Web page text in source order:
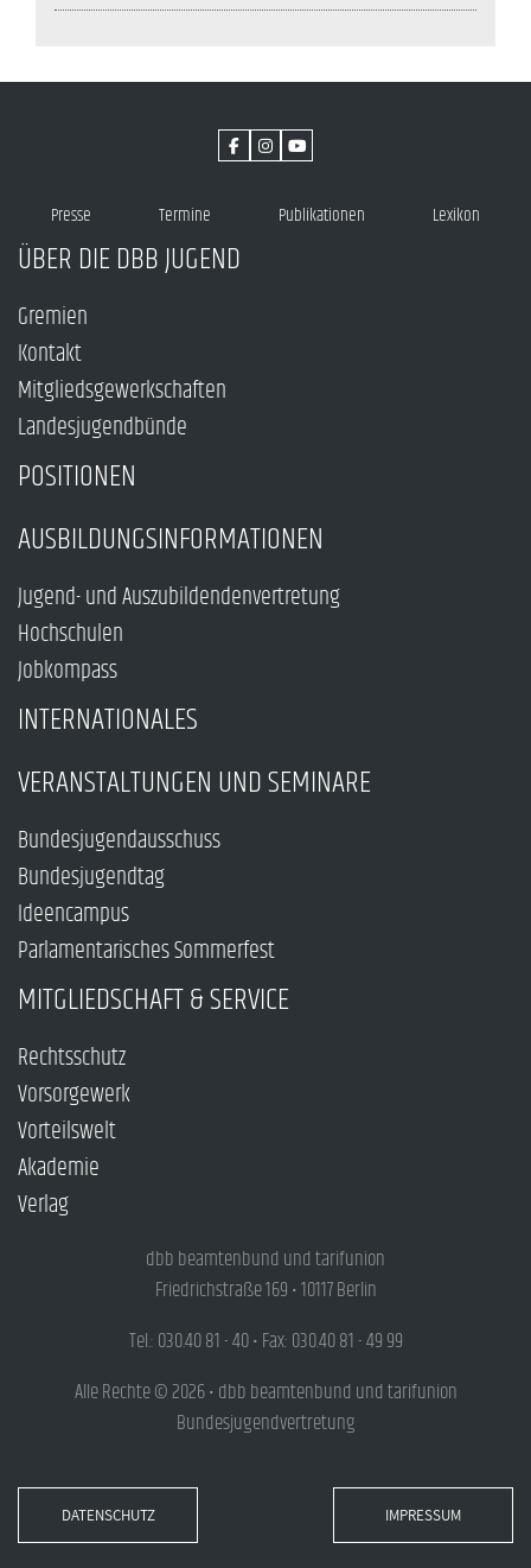
Presse Termine Publikationen Lexikon
ÜBER DIE DBB JUGEND
Gremien
Kontakt
Mitgliedsgewerkschaften
Landesjugendbünde
POSITIONEN
AUSBILDUNGSINFORMATIONEN
Jugend- und Auszubildendenvertretung
Hochschulen
Jobkompass
INTERNATIONALES
VERANSTALTUNGEN UND SEMINARE
Bundesjugendausschuss
Bundesjugendtag
Ideencampus
Parlamentarisches Sommerfest
MITGLIEDSCHAFT & SERVICE
Rechtsschutz
Vorsorgewerk
Vorteilswelt
Akademie
Verlag
dbb beamtenbund und tarifunion
Friedrichstraße 169 • 10117 Berlin
Tel.: 030.40 81 - 40 • Fax: 030.40 81 - 49 99
Alle Rechte © 2026 • dbb beamtenbund und tarifunion
Bundesjugendvertretung
DATENSCHUTZ IMPRESSUM